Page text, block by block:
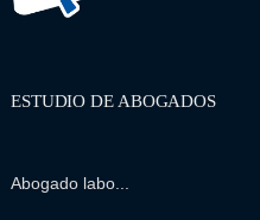
ESTUDIO DE ABOGADOS
Abogado labo...